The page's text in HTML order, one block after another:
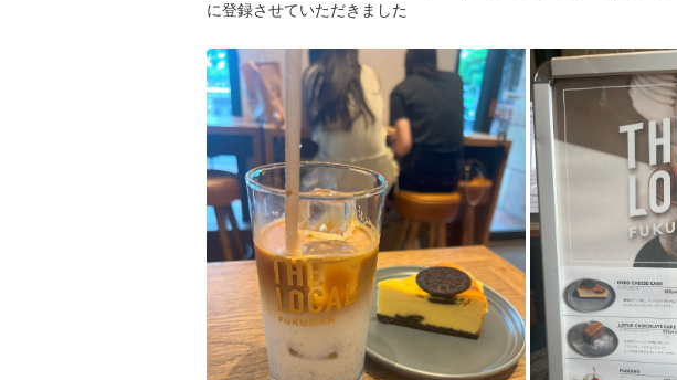
に登録させていただきました